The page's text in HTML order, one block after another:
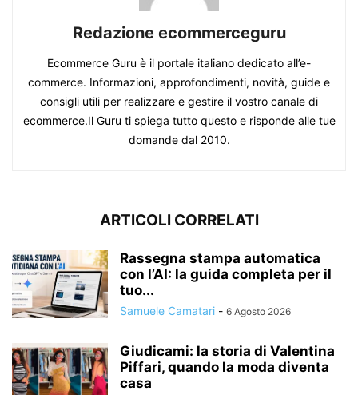
Redazione ecommerceguru
Ecommerce Guru è il portale italiano dedicato all’e-
commerce. Informazioni, approfondimenti, novità, guide e
consigli utili per realizzare e gestire il vostro canale di
ecommerce.Il Guru ti spiega tutto questo e risponde alle tue
domande dal 2010.
ARTICOLI CORRELATI
Rassegna stampa automatica
con l’AI: la guida completa per il
tuo...
Samuele Camatari - 6 Agosto 2026
Giudicami: la storia di Valentina
Piffari, quando la moda diventa
casa